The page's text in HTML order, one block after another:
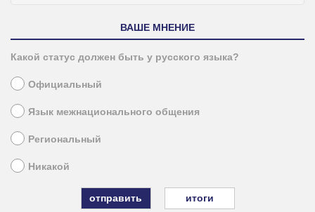
ВАШЕ МНЕНИЕ
Какой статус должен быть у русского языка?
Официальный
Язык межнационального общения
Региональный
Никакой
итоги